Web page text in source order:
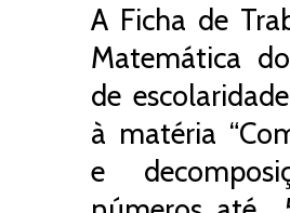
A Ficha de
Matemática
de
à matéria
e